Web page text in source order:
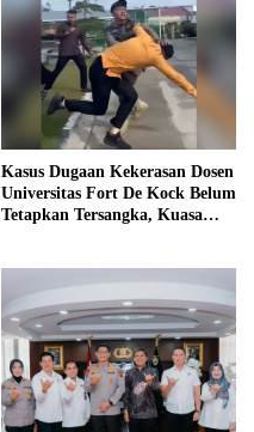
Kasus Dugaan Kekerasan Dosen
Universitas Fort De Kock Belum
Tetapkan Tersangka, Kuasa